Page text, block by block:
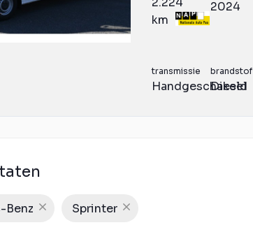
km
2024
transmissie
Handgeschakeld
brandstof
Diesel
Benz Sprinter